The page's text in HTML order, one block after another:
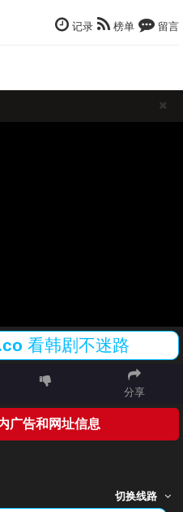
记录 榜单 留言
看韩剧不迷路
分享
广告和网址信息
切换线路